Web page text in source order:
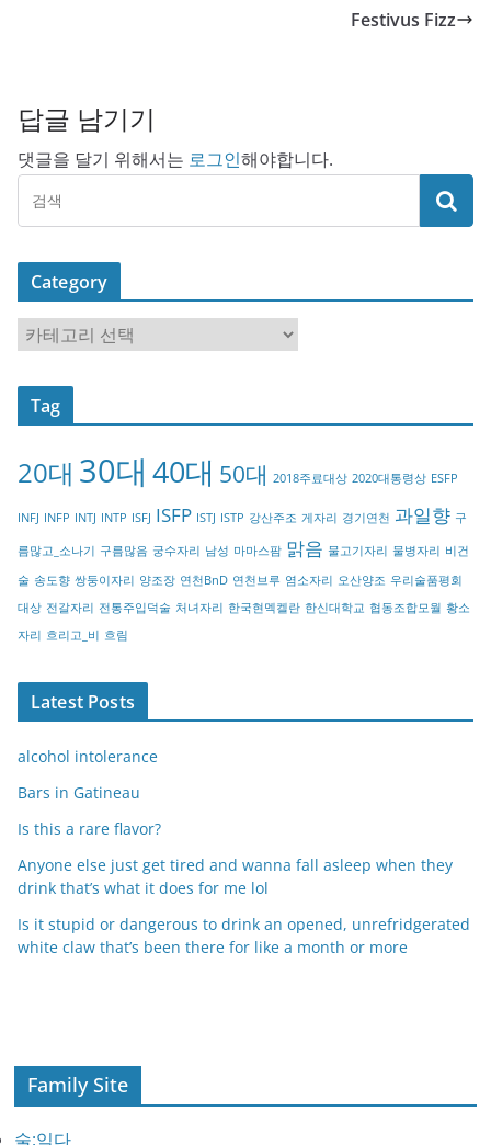
Festivus Fizz
답글 남기기
댓글을 달기 위해서는 로그인해야합니다.
Category
a
t
o
y
Tag
20대 30대 40대 50대 2018주료대상 2020대통령상 ESFP
INFJ INFP INTJ INTP ISFJ ISFP ISTJ ISTP 강산주조 게자리 경기연천 과일향 구
름많고_소나기 구름많음 궁수자리 남성 마마스팜 맑음 물고기자리 물병자리 비건
술 송도향 쌍둥이자리 양조장 연천BnD 연천브루 염소자리 오산양조 우리술품평회
대상 전갈자리 전통주입덕술 처녀자리 한국현멕켈란 한신대학교 협동조합모월 황소
자리 흐리고_비 흐림
Latest Posts
alcohol intolerance
Bars in Gatineau
Is this a rare flavor?
Anyone else just get tired and wanna fall asleep when they
drink that’s what it does for me lol
Is it stupid or dangerous to drink an opened, unrefridgerated
white claw that’s been there for like a month or more
Family Site
술:익다